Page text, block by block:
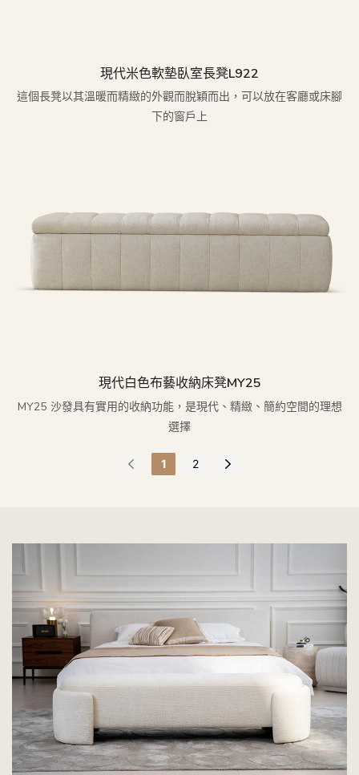
現代米色軟墊臥室長凳L922
這個長凳以其溫暖而精緻的外觀而脫穎而出，可以放在客廳或床腳
下的窗戶上
現代白色布藝收納床凳MY25
MY25 沙發具有實用的收納功能，是現代、精緻、簡約空間的理想
選擇
1 2